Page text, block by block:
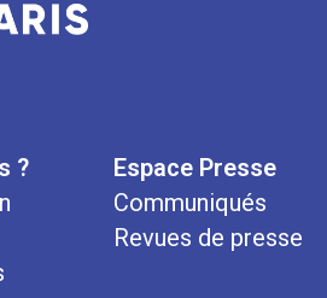
?
Espace Presse
Communiqués
Revues de presse